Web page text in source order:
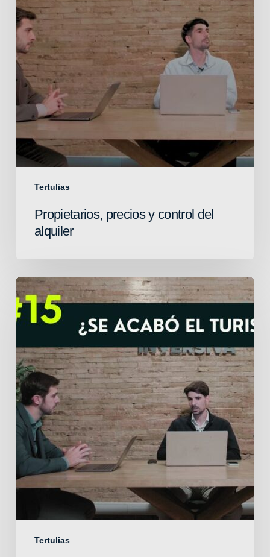
Tertulias
alquiler
Propietarios, precios y control del
alquiler
Tertulias
Valencia:
Cómo
la
y
el
turismo
afectan
a
tus
inversiones